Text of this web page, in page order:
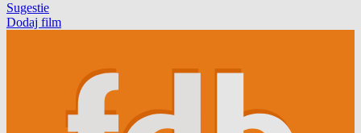
Sugestie
Dodaj film